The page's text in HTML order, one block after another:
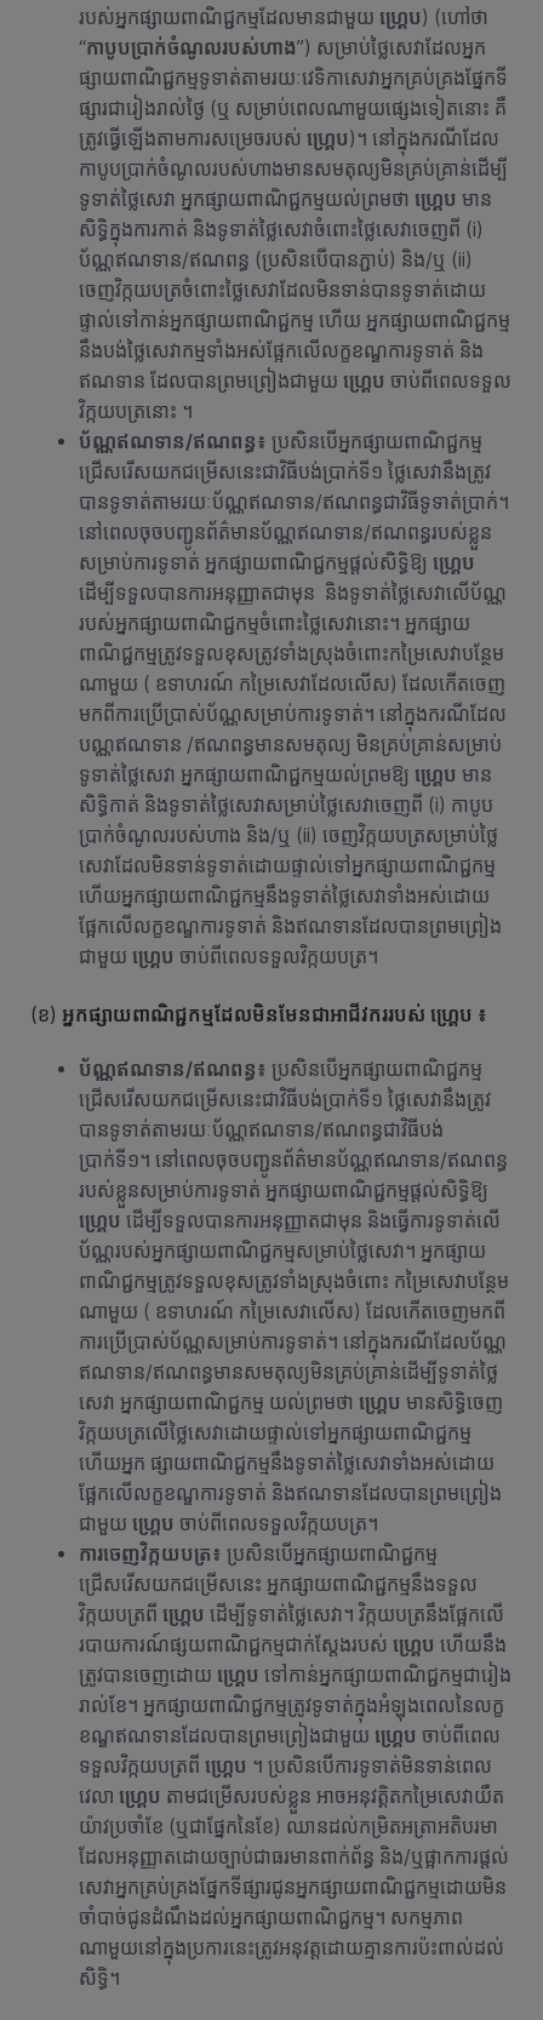
របស់អ្នកផ្សាយពាណិជ្ជកម្មដែលមានជាមួយ ហ្គ្រេប) (ហៅថា
“កាបូបប្រាក់ចំណូលរបស់ហាង”) សម្រាប់ថ្លៃសេវាដែលអ្នក
ផ្សាយពាណិជ្ជកម្មទូទាត់តាមរយៈវេទិកាសេវាអ្នកគ្រប់គ្រងផ្នែកទី
ផ្សារជារៀងរាល់ថ្ងៃ (ឬ សម្រាប់ពេលណាមួយផ្សេងទៀតនោះ គឺ
ត្រូវធ្វើឡើងតាមការសម្រេចរបស់ ហ្គ្រេប)។ នៅក្នុងករណីដែល
កាបូបប្រាក់ចំណូលរបស់ហាងមានសមតុល្យមិនគ្រប់គ្រាន់ដើម្បី
ទូទាត់ថ្លៃសេវា អ្នកផ្សាយពាណិជ្ជកម្មយល់ព្រមថា ហ្គ្រេប មាន
សិទ្ធិក្នុងការកាត់ និងទូទាត់ថ្លៃសេវាចំពោះថ្លៃសេវាចេញពី (i)
ប័ណ្ណឥណទាន/ឥណពន្ធ (ប្រសិនបើបានភ្ជាប់) និង/ឬ (ii)
ចេញវិក្កយបត្រចំពោះថ្លៃសេវាដែលមិនទាន់បានទូទាត់ដោយ
ផ្ទាល់ទៅកាន់អ្នកផ្សាយពាណិជ្ជកម្ម ហើយ អ្នកផ្សាយពាណិជ្ជកម្ម
នឹងបង់ថ្លៃសេវាកម្មទាំងអស់ផ្អែកលើលក្ខខណ្ឌការទូទាត់ និង
ឥណទាន ដែលបានព្រមព្រៀងជាមួយ ហ្គ្រេប ចាប់ពីពេលទទួល
វិក្កយបត្រនោះ ។
ប័ណ្ណឥណទាន/ឥណពន្ធ៖ ប្រសិនបើអ្នកផ្សាយពាណិជ្ជកម្ម
ជ្រើសរើសយកជម្រើសនេះជាវិធីបង់ប្រាក់ទី១ ថ្លៃសេវានឹងត្រូវ
បានទូទាត់តាមរយៈប័ណ្ណឥណទាន/ឥណពន្ធជាវិធីទូទាត់ប្រាក់។
នៅពេលចុចបញ្ជូនព័ត៌មានប័ណ្ណឥណទាន/ឥណពន្ធរបស់ខ្លួន
សម្រាប់ការទូទាត់ អ្នកផ្សាយពាណិជ្ជកម្មផ្តល់សិទ្ធិឱ្យ ហ្គ្រេប
ដើម្បីទទួលបានការអនុញ្ញាតជាមុន និងទូទាត់ថ្លៃសេវាលើប័ណ្ណ
របស់អ្នកផ្សាយពាណិជ្ជកម្មចំពោះថ្លៃសេវានោះ។ អ្នកផ្សាយ
ពាណិជ្ជកម្មត្រូវទទួលខុសត្រូវទាំងស្រុងចំពោះកម្រៃសេវាបន្ថែម
ណាមួយ ( ឧទាហរណ៍ កម្រៃសេវាដែលលើស) ដែលកើតចេញ
មកពីការប្រើប្រាស់ប័ណ្ណសម្រាប់ការទូទាត់។ នៅក្នុងករណីដែល
បណ្ណឥណទាន /ឥណពន្ធមានសមតុល្យ មិនគ្រប់គ្រាន់សម្រាប់
ទូទាត់ថ្លៃសេវា អ្នកផ្សាយពាណិជ្ជកម្មយល់ព្រមឱ្យ ហ្គ្រេប មាន
សិទ្ធិកាត់ និងទូទាត់ថ្លៃសេវាសម្រាប់ថ្លៃសេវាចេញពី (i) កាបូប
ប្រាក់ចំណូលរបស់ហាង និង/ឬ (ii) ចេញវិក្កយបត្រសម្រាប់ថ្លៃ
សេវាដែលមិនទាន់ទូទាត់ដោយផ្ទាល់ទៅអ្នកផ្សាយពាណិជ្ជកម្ម
ហើយអ្នកផ្សាយពាណិជ្ជកម្មនឹងទូទាត់ថ្លៃសេវាទាំងអស់ដោយ
ផ្អែកលើលក្ខខណ្ឌការទូទាត់ និងឥណទានដែលបានព្រមព្រៀង
ជាមួយ ហ្គ្រេប ចាប់ពីពេលទទួលវិក្កយបត្រ។
(ខ) អ្នកផ្សាយពាណិជ្ជកម្មដែលមិនមែនជាអាជីវកររបស់ ហ្គ្រេប ៖
ប័ណ្ណឥណទាន/ឥណពន្ធ៖ ប្រសិនបើអ្នកផ្សាយពាណិជ្ជកម្ម
ជ្រើសរើសយកជម្រើសនេះជាវិធីបង់ប្រាក់ទី១ ថ្លៃសេវានឹងត្រូវ
បានទូទាត់តាមរយៈប័ណ្ណឥណទាន/ឥណពន្ធជាវិធីបង់
ប្រាក់ទី១។ នៅពេលចុចបញ្ជូនព័ត៌មានប័ណ្ណឥណទាន/ឥណពន្ធ
របស់ខ្លួនសម្រាប់ការទូទាត់ អ្នកផ្សាយពាណិជ្ជកម្មផ្តល់សិទ្ធិឱ្យ
ហ្គ្រេប ដើម្បីទទួលបានការអនុញ្ញាតជាមុន និងធ្វើការទូទាត់លើ
ប័ណ្ណរបស់អ្នកផ្សាយពាណិជ្ជកម្មសម្រាប់ថ្លៃសេវា។ អ្នកផ្សាយ
ពាណិជ្ជកម្មត្រូវទទួលខុសត្រូវទាំងស្រុងចំពោះ កម្រៃសេវាបន្ថែម
ណាមួយ ( ឧទាហរណ៍ កម្រៃសេវាលើស) ដែលកើតចេញមកពី
ការប្រើប្រាស់ប័ណ្ណសម្រាប់ការទូទាត់។ នៅក្នុងករណីដែលប័ណ្ណ
ឥណទាន/ឥណពន្ធមានសមតុល្យមិនគ្រប់គ្រាន់ដើម្បីទូទាត់ថ្លៃ
សេវា អ្នកផ្សាយពាណិជ្ជកម្ម យល់ព្រមថា ហ្គ្រេប មានសិទ្ធិចេញ
វិក្កយបត្រលើថ្លៃសេវាដោយផ្ទាល់ទៅអ្នកផ្សាយពាណិជ្ជកម្ម
ហើយអ្នក ផ្សាយពាណិជ្ជកម្មនឹងទូទាត់ថ្លៃសេវាទាំងអស់ដោយ
ផ្អែកលើលក្ខខណ្ឌការទូទាត់ និងឥណទានដែលបានព្រមព្រៀង
ជាមួយ ហ្គ្រេប ចាប់ពីពេលទទួលវិក្កយបត្រ។
ការចេញវិក្កយបត្រ៖ ប្រសិនបើអ្នកផ្សាយពាណិជ្ជកម្ម
ជ្រើសរើសយកជម្រើសនេះ អ្នកផ្សាយពាណិជ្ជកម្មនឹងទទួល
វិក្កយបត្រពី ហ្គ្រេប ដើម្បីទូទាត់ថ្លៃសេវា។ វិក្កយបត្រនឹងផ្អែកលើ
របាយការណ៍ផ្សយពាណិជ្ជកម្មជាក់ស្តែងរបស់ ហ្គ្រេប ហើយនឹង
ត្រូវបានចេញដោយ ហ្គ្រេប ទៅកាន់អ្នកផ្សាយពាណិជ្ជកម្មជារៀង
រាល់ខែ។ អ្នកផ្សាយពាណិជ្ជកម្មត្រូវទូទាត់ក្នុងអំឡុងពេលនៃលក្ខ
ខណ្ឌឥណទានដែលបានព្រមព្រៀងជាមួយ ហ្គ្រេប ចាប់ពីពេល
ទទួលវិក្កយបត្រពី ហ្គ្រេប ។ ប្រសិនបើការទូទាត់មិនទាន់ពេល
វេលា ហ្គ្រេប តាមជម្រើសរបស់ខ្លួន អាចអនុវត្គិតកម្រៃសេវាយឺត
យ៉ាវប្រចាំខែ (ឬជាផ្នែកនៃខែ) ឈានដល់កម្រិតអត្រាអតិបរមា
ដែលអនុញ្ញាតដោយច្បាប់ជាធរមានពាក់ព័ន្ធ និង/ឬផ្អាកការផ្តល់
សេវាអ្នកគ្រប់គ្រងផ្នែកទីផ្សារជូនអ្នកផ្សាយពាណិជ្ជកម្មដោយមិន
ចាំបាច់ជូនដំណឹងដល់អ្នកផ្សាយពាណិជ្ជកម្ម។ សកម្មភាព
ណាមួយនៅក្នុងប្រការនេះត្រូវអនុវត្តដោយគ្មានការប៉ះពាល់ដល់
សិទ្ធិ។